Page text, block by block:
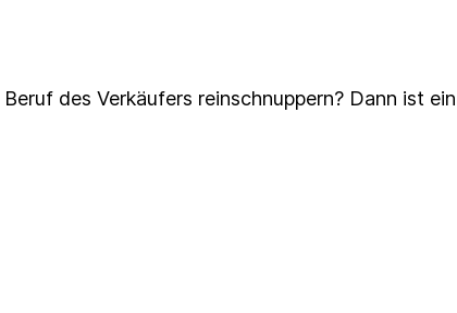
des Verkäufers reinschnuppern? Dann ist